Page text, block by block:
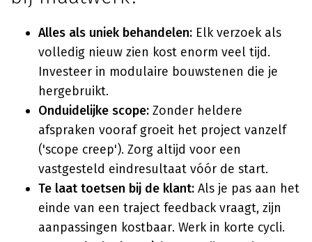
Alles als uniek behandelen: Elk verzoek als
volledig nieuw zien kost enorm veel tijd.
Investeer in modulaire bouwstenen die je
hergebruikt.
Onduidelijke scope: Zonder heldere
afspraken vooraf groeit het project vanzelf
('scope creep'). Zorg altijd voor een
vastgesteld eindresultaat vóór de start.
Te laat toetsen bij de klant: Als je pas aan het
einde van een traject feedback vraagt, zijn
aanpassingen kostbaar. Werk in korte cycli.